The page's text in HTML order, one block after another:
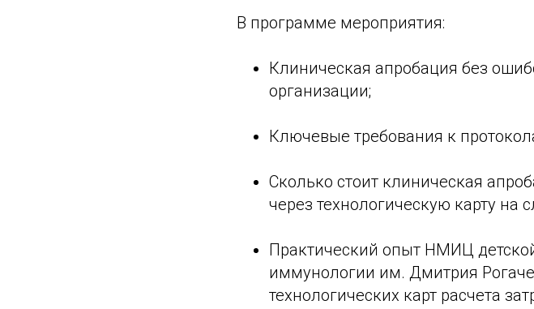
В программе мероприятия:
Клиническая апробация без
организации;
Ключевые требования к
Сколько стоит клиническая
через технологическую карту на
Практический опыт НМИЦ
иммунологии им. Дмитрия
технологических карт расчета